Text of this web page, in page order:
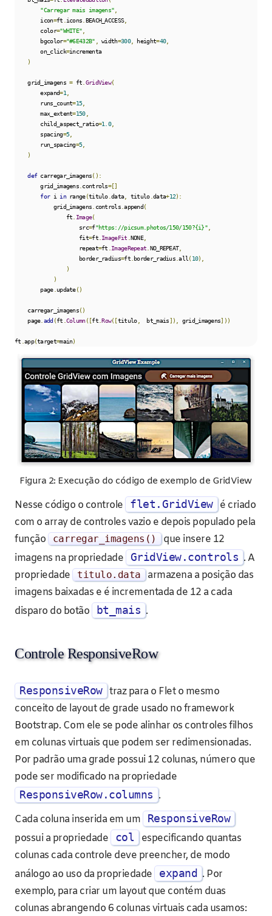
"Carregar mais imagens"
        icon
=ft icons BEACH_ACCESS,
        color
="WHITE"
        bgcolor
="#6E432B" width=300, height=40,
        on_click
=incrementa
)
    grid_imagens
= ft GridView(
        expand
=1
        runs_count
=15,
        max_extent
=150,
        child_aspect_ratio
=1.0,
        spacing
=5,
        run_spacing
=5,
)
def carregar_imagens():
        grid_imagens
controls=[]
for i in range(titulo.data, titulo.data+12):
            grid_imagens
controls.append(
                ft
Image(
                    src
=f"https://picsum.photos/150/150?{i}"
                    fit
=ft. ImageFit NONE,
                    repeat
=ft ImageRepeat NO_REPEAT,
                    border_radius
=ft. border_radius .all (10),
)
)
        page
. update()
    carregar_imagens
()
    page
. add(ft Column([ft.Row([titulo,
  bt_mais
]), grid_imagens]))
ft app(target=main)
Figura 2: Execução do código de exemplo de GridView
Nesse código o controle flet.GridView
é criado
com o array de controles vazio e depois populado pela
função
carregar_imagens ()
que insere 12
imagens na propriedade
GridView.controls . A
propriedade
titulo. data
armazena a posição das
imagens baixadas e é incrementada de 12 a cada
disparo do botão
bt_mais .
Controle ResponsiveRow
ResponsiveRow traz para o Flet o mesmo
conceito de layout de grade usado no framework
Bootstrap. Com ele se pode alinhar os controles filhos
em colunas virtuais que podem ser redimensionadas.
Por padrão uma grade possui 12 colunas, número que
pode ser modificado na propriedade
ResponsiveRow.columns .
Cada coluna inserida em um
ResponsiveRow
possui a propriedade col
especificando quantas
colunas cada controle deve preencher, de modo
análogo ao uso da propriedade
expand . Por
exemplo, para criar um layout que contém duas
colunas abrangendo 6 colunas virtuais cada usamos: